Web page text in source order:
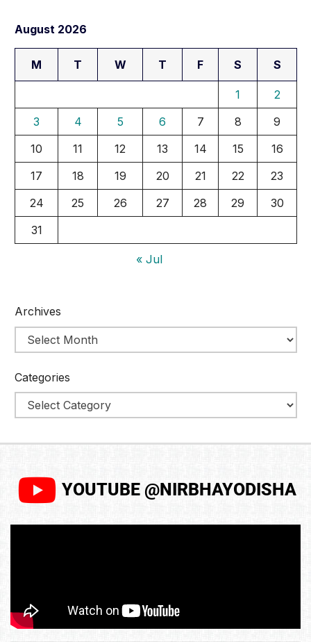
August 2026
M T W T F S S
1
2
3
4 5 6 7 8
9
10
11 12 13 14 15
16
17
18 19 20 21 22
23
24
25 26 27 28 29
30
31
« Jul
Archives
Categories
YOUTUBE @NIRBHAYODISHA